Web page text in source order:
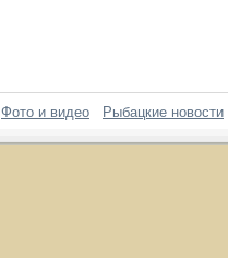
Фото и видео Рыбацкие новости